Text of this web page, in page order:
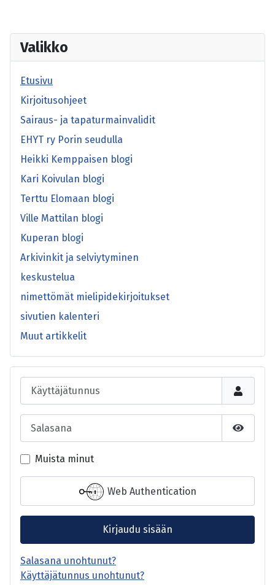
Valikko
Etusivu
Kirjoitusohjeet
Sairaus- ja tapaturmainvalidit
EHYT ry Porin seudulla
Heikki Kemppaisen blogi
Kari Koivulan blogi
Terttu Elomaan blogi
Ville Mattilan blogi
Kuperan blogi
Arkivinkit ja selviytyminen
keskustelua
nimettömät mielipidekirjoitukset
sivutien kalenteri
Muut artikkelit
Käyttäjätunnus
Salasana
Näytä
Muista minut
Web Authentication
Kirjaudu sisään
Salasana unohtunut?
Käyttäjätunnus unohtunut?